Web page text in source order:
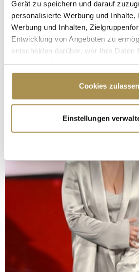
Gerät zu speichern und darauf
personalisierte Werbung und Inhalte,
Werbung und Inhalten,
Entwicklung von Angeboten zu
entscheiden darüber, wer Ihre Daten
Cookie-Erklärung oder durch
Trigger Symbol ändern oder widerrufen
Informationen über Ihre
erfassen, welche bis auf einige
bestimmten Merkmalen
Erfahren Sie mehr darüber, wie Ihre
verarbeitet werden, und legen Sie
Abschnitt Einzelheitenfest.
Wir verwenden Cookies, um Inhalte
personalisieren, Funktionen für
zu können und die Zugriffe auf
analysieren. Außerdem geben wir
Cookies zulassen
Einstellungen